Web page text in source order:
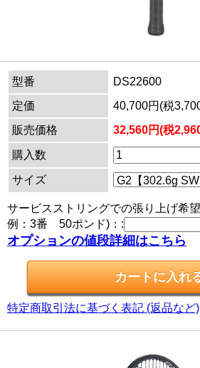
型番
DS22600
定価
40,700円(税
販売価格
32,560円(税
購入数
サイズ
サービスストリングでの張り上げ希
例：3番 50ポンド)：:
オプションの値段詳細はこちら
特定商取引法に基づく表記 (返品など)